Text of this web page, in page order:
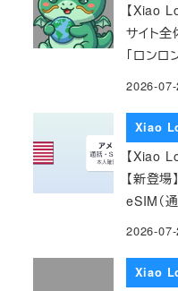
【Xiao
サイト
「ロンロ
2026-
Xiao
【Xiao
【新登
eSIM（
2026-
Xiao